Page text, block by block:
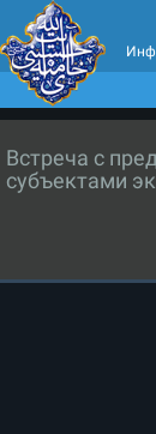
Встреча с
субъектами